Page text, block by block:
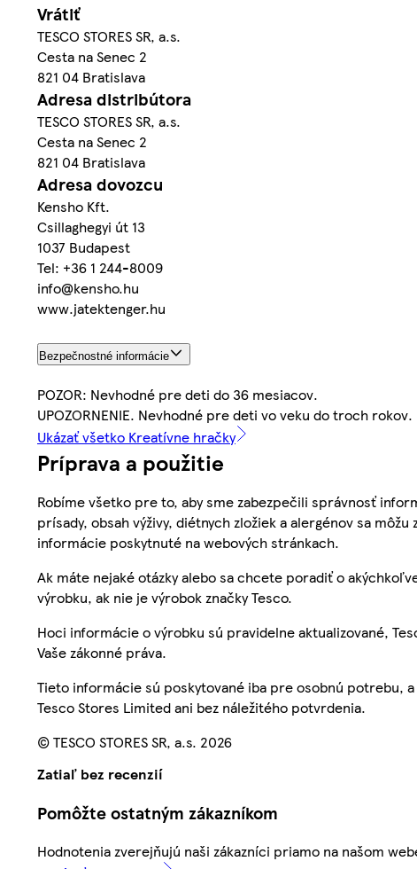
Vrátiť
TESCO STORES SR, a.s.
Cesta na Senec 2
821 04 Bratislava
Adresa distribútora
TESCO STORES SR, a.s.
Cesta na Senec 2
821 04 Bratislava
Adresa dovozcu
Kensho Kft.
Csillaghegyi út 13
1037 Budapest
Tel: +36 1 244-8009
info@kensho.hu
www.jatektenger.hu
Bezpečnostné informácie
POZOR: Nevhodné pre deti do 36 mesiacov.
UPOZORNENIE. Nevhodné pre deti vo veku do troch
Ukázať všetko Kreatívne hračky
Príprava a použitie
Robíme všetko pre to, aby sme zabezpečili správnosť
prísady, obsah výživy, diétnych zložiek a alergénov sa
informácie poskytnuté na webových stránkach.
Ak máte nejaké otázky alebo sa chcete poradiť o
výrobku, ak nie je výrobok značky Tesco.
Hoci informácie o výrobku sú pravidelne aktualizované,
Vaše zákonné práva.
Tieto informácie sú poskytované iba pre osobnú potrebu,
Tesco Stores Limited ani bez náležitého potvrdenia.
© TESCO STORES SR, a.s. 2026
Zatiaľ bez recenzií
Pomôžte ostatným zákazníkom
Hodnotenia zverejňujú naši zákazníci priamo na našom